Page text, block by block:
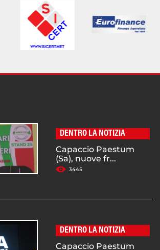
DENTRO LA NOTIZIA
Capaccio Paestum
(Sa), nuove fr...
3445
DENTRO LA NOTIZIA
Capaccio Paestum